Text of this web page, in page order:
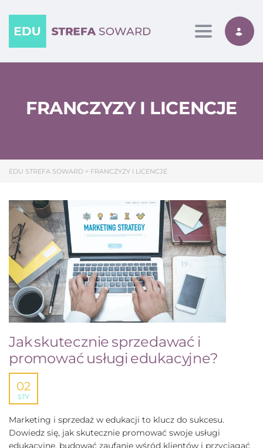
Toggle
FRANCZYZY I LICENCJE
EDU STREFA SOWARD > FRANCZYZY I LICENCJE
Jak skutecznie sprzedawać i
promować usługi edukacyjne?
02
STY
Marketing i sprzedaż w edukacji to klucz do sukcesu.
Dowiedz się, jak skutecznie promować swoje usługi
edukacyjne, budować zaufanie wśród klientów i przyciągać